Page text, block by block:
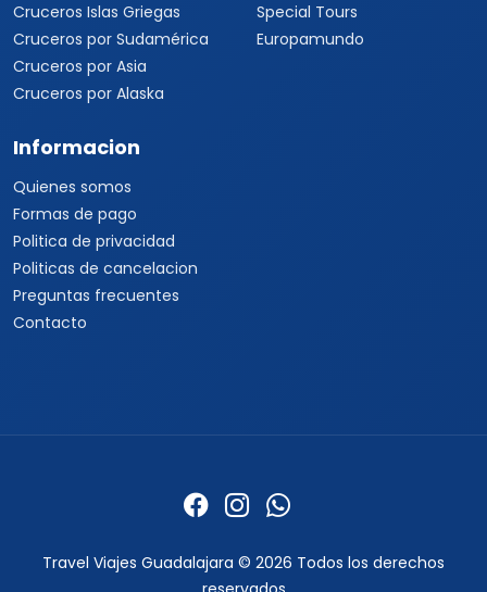
Cruceros Islas Griegas
Cruceros por Sudamérica
Cruceros por Asia
Cruceros por Alaska
Special Tours
Europamundo
Informacion
Quienes somos
Formas de pago
Politica de privacidad
Politicas de cancelacion
Preguntas frecuentes
Contacto
Travel Viajes Guadalajara © 2026 Todos los derechos